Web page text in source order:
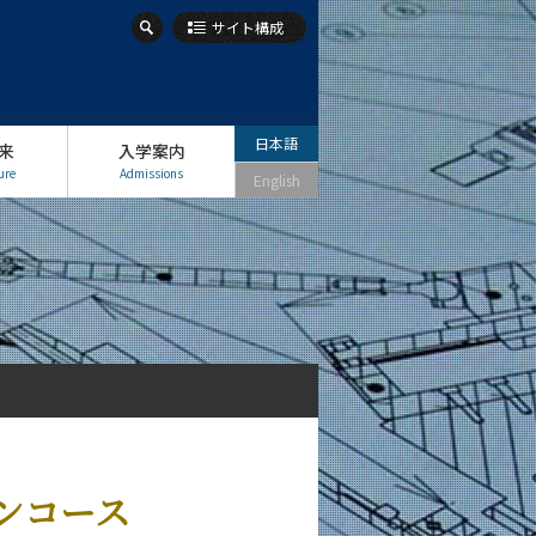
サイト構成
入学案内
Admissions
日本語
English
コース